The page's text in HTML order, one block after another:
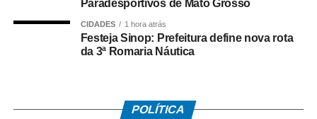
Marcenaria Brasileira, de João Panaggio, equipada com
plataforma elevatória para percursos completos. Outros
ambientes, como o banheiro Galeria (Carlos Navarro) e o
Além das adaptações físicas, a edição 2026 oferece
Paradesportivos de Mato Grosso
CIDADES 1 hora atrás
Festeja Sinop: Prefeitura define nova rota
da 3ª Romaria Náutica
POLÍTICA